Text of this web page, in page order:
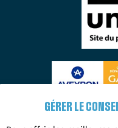
GÉRER LE